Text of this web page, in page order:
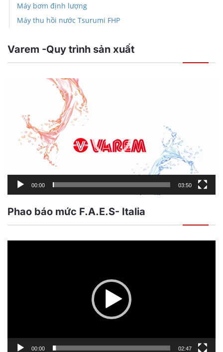
Máy bơm định lượng
Máy thu hồi nước Tsurumi FHP
Varem -Quy trình sản xuất
00:00 03:50
Phao báo mức F.A.E.S- Italia
00:00 02:47